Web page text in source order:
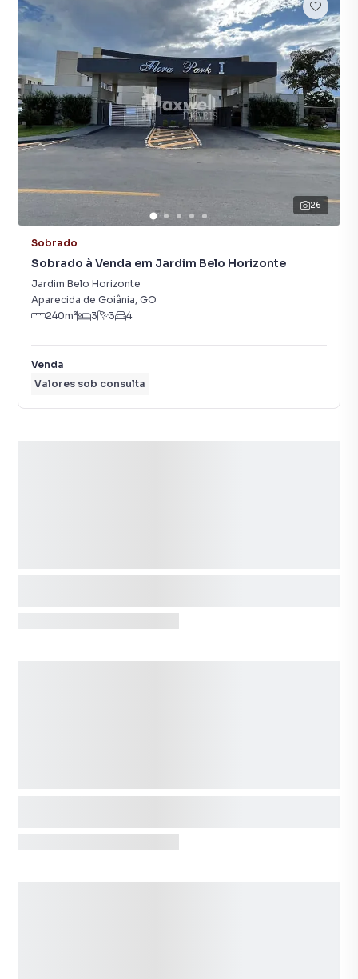
26
Sobrado
Sobrado à Venda em Jardim Belo Horizonte
Jardim Belo Horizonte
Aparecida de Goiânia, GO
240m² 3 3 4
Venda
Valores sob consulta